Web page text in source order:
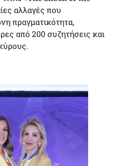
αλλαγές που
πραγματικότητα,
από 200 συζητήσεις και